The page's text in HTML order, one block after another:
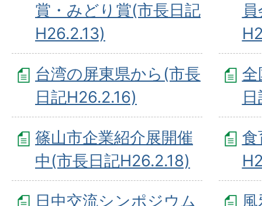
賞・みどり賞(市長日記
H26.2.13)
台湾の屏東県から(市長
日記H26.2.16)
全
篠山市企業紹介展開催
中(市長日記H26.2.18)
食
日中交流シンポジウム